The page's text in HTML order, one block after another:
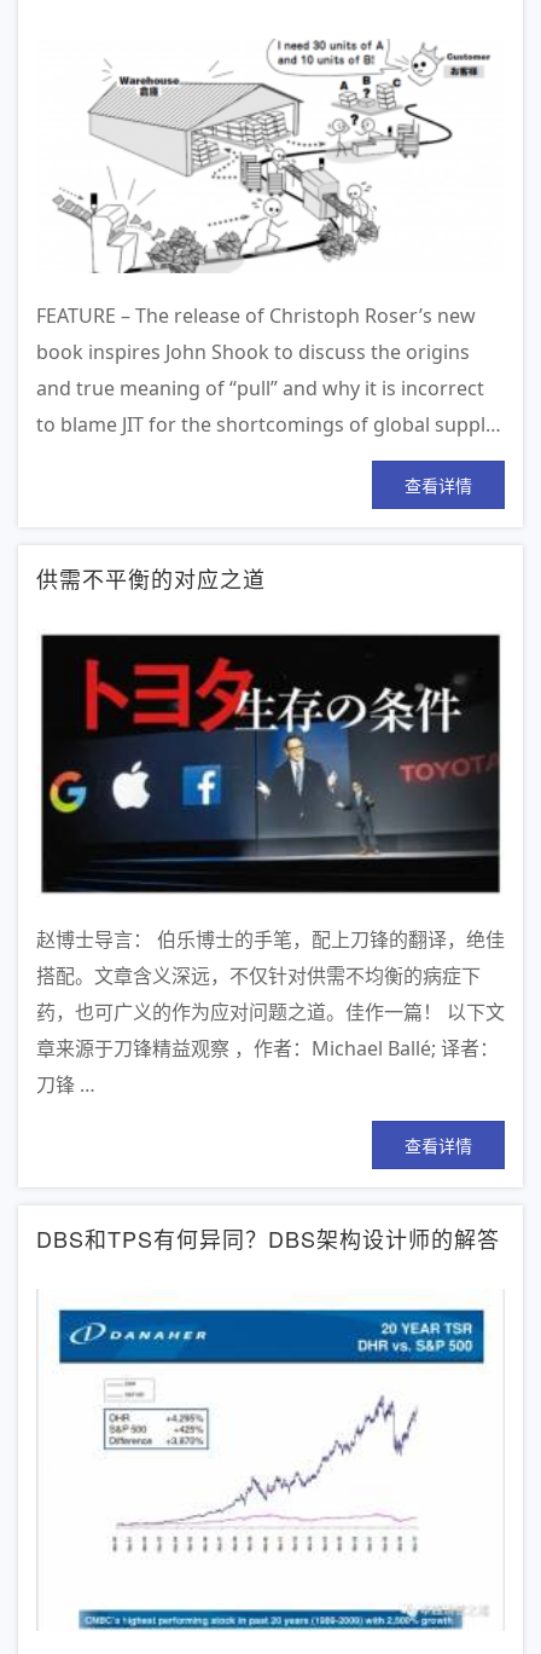
FEATURE – The release of Christoph Roser’s new
book inspires John Shook to discuss the origins
and true meaning of “pull” and why it is incorrect
to blame JIT for the shortcomings of global suppl…
查看详情
供需不平衡的对应之道
赵博士导言： 伯乐博士的手笔，配上刀锋的翻译，绝佳
搭配。文章含义深远，不仅针对供需不均衡的病症下
药，也可广义的作为应对问题之道。佳作一篇！ 以下文
章来源于刀锋精益观察 ，作者：Michael Ballé; 译者：
刀锋 …
查看详情
DBS和TPS有何异同？DBS架构设计师的解答